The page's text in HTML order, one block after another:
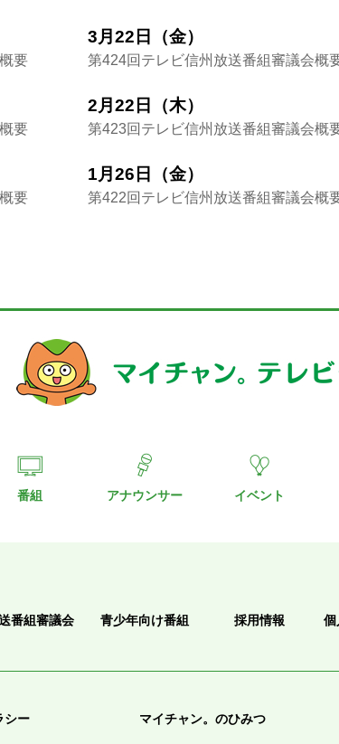
要
要
要
3月22日（金）
第424回テレビ信州放送番組審議会概
2月22日（木）
第423回テレビ信州放送番組審議会概
1月26日（金）
第422回テレビ信州放送番組審議会概
番組 アナウンサー イベント
番組審議会 青少年向け番組 採用情報 個
シー マイチャン。のひみつ